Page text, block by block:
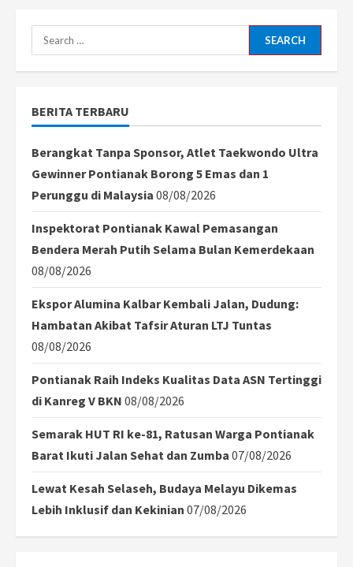
Pemilu
Search
for:
BERITA TERBARU
Berangkat Tanpa Sponsor, Atlet Taekwondo Ultra
Gewinner Pontianak Borong 5 Emas dan 1
Perunggu di Malaysia 08/08/2026
Inspektorat Pontianak Kawal Pemasangan
Bendera Merah Putih Selama Bulan Kemerdekaan
08/08/2026
Ekspor Alumina Kalbar Kembali Jalan, Dudung:
Hambatan Akibat Tafsir Aturan LTJ Tuntas
08/08/2026
Pontianak Raih Indeks Kualitas Data ASN Tertinggi
di Kanreg V BKN 08/08/2026
Semarak HUT RI ke-81, Ratusan Warga Pontianak
Barat Ikuti Jalan Sehat dan Zumba 07/08/2026
Lewat Kesah Selaseh, Budaya Melayu Dikemas
Lebih Inklusif dan Kekinian 07/08/2026